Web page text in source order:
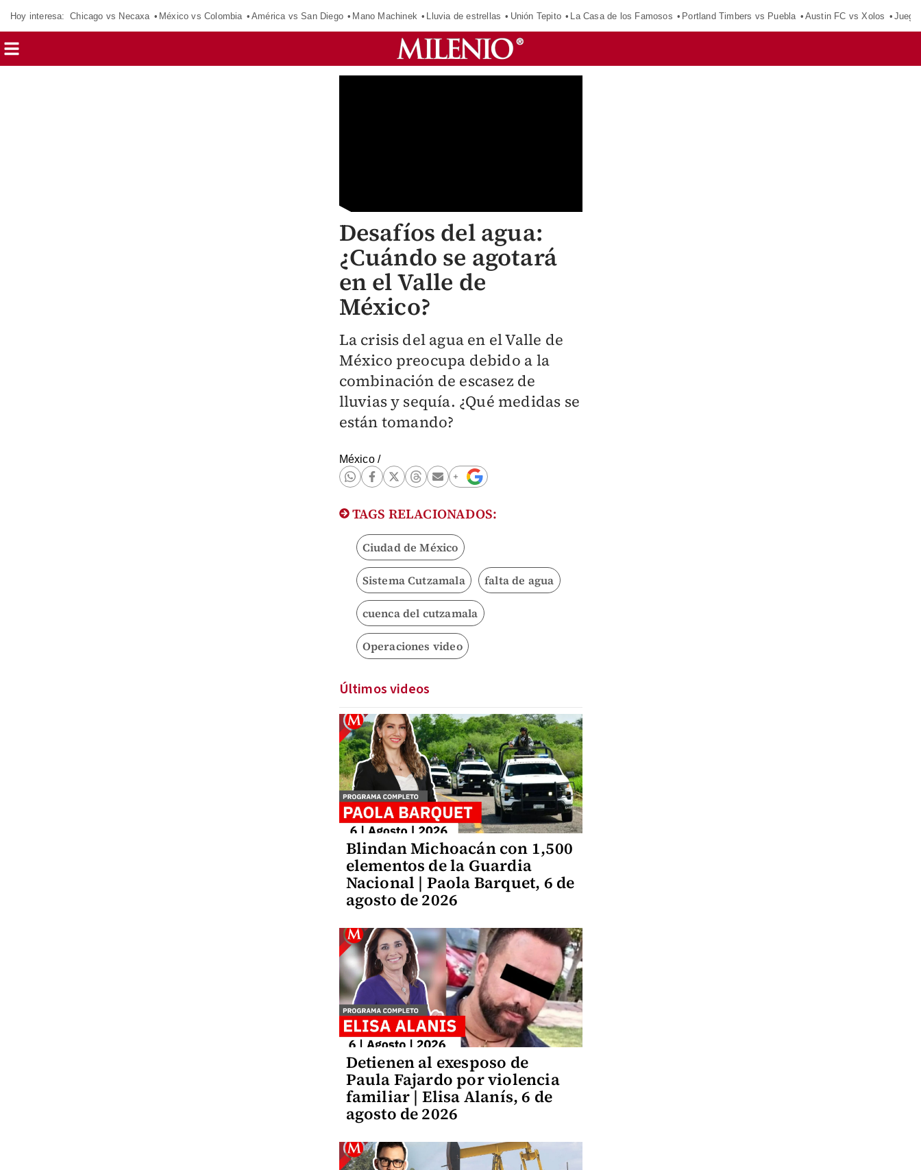
Hoy interesa: Chicago vs Necaxa México vs Colombia América vs San Diego Mano Machinek Lluvia de estrellas Unión Tepito La Casa de los Famosos Portland Timbers vs Puebla Austin FC vs Xolos
Desafíos del agua:
¿Cuándo se agotará
en el Valle de
México?
La crisis del agua en el Valle de
México preocupa debido a la
combinación de escasez de
lluvias y sequía. ¿Qué medidas se
están tomando?
México/
TAGS RELACIONADOS:
Ciudad de México
Sistema Cutzamala falta de agua
cuenca del cutzamala
Operaciones video
Últimos videos
Blindan Michoacán con 1,500
elementos de la Guardia
Nacional | Paola Barquet, 6 de
agosto de 2026
Detienen al exesposo de
Paula Fajardo por violencia
familiar | Elisa Alanís, 6 de
agosto de 2026